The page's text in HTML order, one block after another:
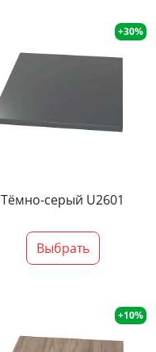
+30%
Тёмно-серый U2601
Выбрать
+10%